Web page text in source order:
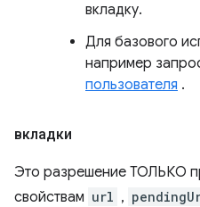
вкладку.
Для базового
например
пользователя .
вкладки
Это разрешение ТОЛЬКО
свойствам url ,